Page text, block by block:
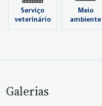
Serviço
veterinário
Meio
ambiente
Galerias